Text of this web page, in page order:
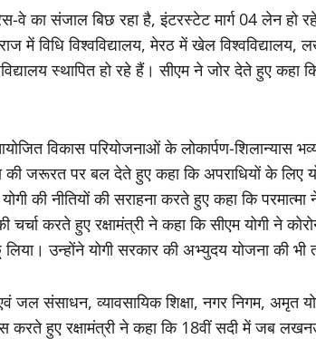
वे का संजाल बिछ रहा है, इंटरस्टेट मार्ग 04 लेन
में विधि विश्वविद्यालय, मेरठ में खेल
स्थापित हो रहे हैं। सीएम ने जोर देते हुए
विकास परियोजनाओं के लोकार्पण-शिलान्यास
जरूरत पर बल देते हुए कहा कि अपराधियों के लिए
की नीतियों की सराहना करते हुए कहा कि परमात्मा ने
चर्चा करते हुए रक्षामंत्री ने कहा कि सीएम योगी ने
उन्होंने योगी सरकार की अभ्युदय योजना की भी
जल संसाधन, व्यावसायिक शिक्षा, नगर निगम, अमृत
करते हुए रक्षामंत्री ने कहा कि 18वीं सदी में जब